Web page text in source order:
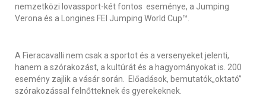
nemzetközi lovassport-két fontos eseménye, a Jumping
Verona és a Longines FEI Jumping World Cup™.
A Fieracavalli nem csak a sportot és a versenyeket jelenti,
hanem a szórakozást, a kultúrát és a hagyományokat is. 200
esemény zajlik a vásár során. Előadások, bemutatók„oktató”
szórakozással felnőtteknek és gyerekeknek.